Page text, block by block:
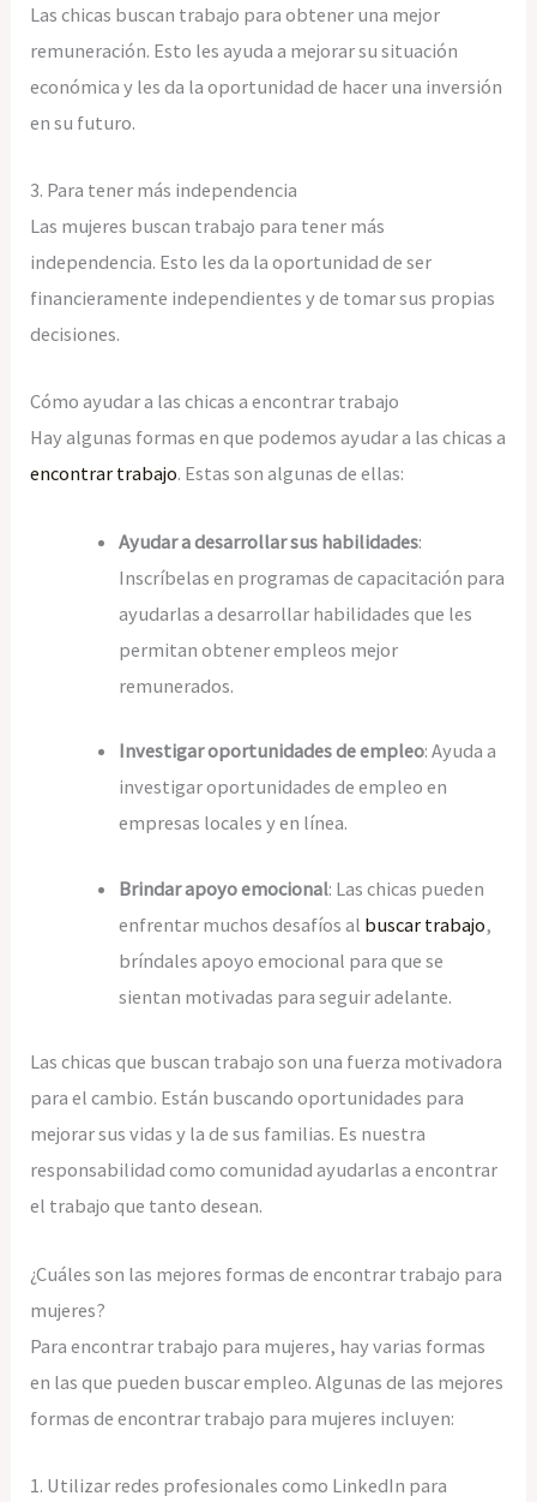
Las chicas buscan trabajo para obtener una mejor
remuneración. Esto les ayuda a mejorar su situación
económica y les da la oportunidad de hacer una inversión
en su futuro.
3. Para tener más independencia
Las mujeres buscan trabajo para tener más
independencia. Esto les da la oportunidad de ser
financieramente independientes y de tomar sus propias
decisiones.
Cómo ayudar a las chicas a encontrar trabajo
Hay algunas formas en que podemos ayudar a las chicas a
encontrar trabajo. Estas son algunas de ellas:
Ayudar a desarrollar sus habilidades:
Inscríbelas en programas de capacitación para
ayudarlas a desarrollar habilidades que les
permitan obtener empleos mejor
remunerados.
Investigar oportunidades de empleo: Ayuda a
investigar oportunidades de empleo en
empresas locales y en línea.
Brindar apoyo emocional: Las chicas pueden
enfrentar muchos desafíos al buscar trabajo,
bríndales apoyo emocional para que se
sientan motivadas para seguir adelante.
Las chicas que buscan trabajo son una fuerza motivadora
para el cambio. Están buscando oportunidades para
mejorar sus vidas y la de sus familias. Es nuestra
responsabilidad como comunidad ayudarlas a encontrar
el trabajo que tanto desean.
¿Cuáles son las mejores formas de encontrar trabajo para
mujeres?
Para encontrar trabajo para mujeres, hay varias formas
en las que pueden buscar empleo. Algunas de las mejores
formas de encontrar trabajo para mujeres incluyen:
1. Utilizar redes profesionales como LinkedIn para